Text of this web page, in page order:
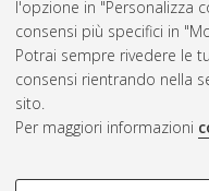
l'opzione in "Personalizza
consensi più specifici in
Potrai sempre rivedere le
consensi rientrando nella
sito.
Per maggiori informazioni
Rss 1.0
Rss 2.0
AMS Laurea
Impostazioni Cookie